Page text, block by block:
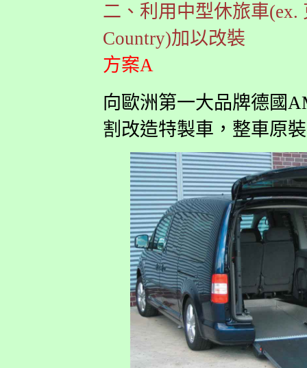
二、利用中型休旅車(ex.
Country)加以改裝
方案A
向歐洲第一大品牌德國
割改造特製車，整車原